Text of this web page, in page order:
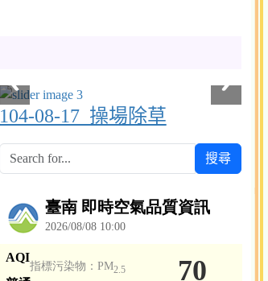
104-08-17_操場除草
搜尋